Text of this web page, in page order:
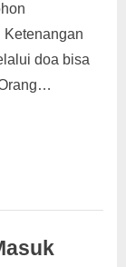
Ketenangan
doa bisa